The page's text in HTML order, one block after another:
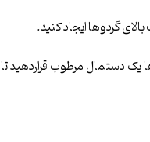
یک دستمال مرطوب قراردهید تا